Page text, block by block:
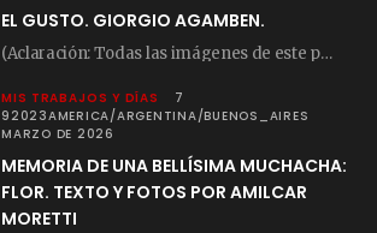
EL GUSTO. GIORGIO AGAMBEN.
(Aclaración: Todas las imágenes de este posteo fueron tomadas de Bloghemia.com, y todos los…
MIS TRABAJOS Y DÍAS
7
92023AMERICA/ARGENTINA/BUENOS_AIRES
MARZO DE 2026
MEMORIA DE UNA BELLÍSIMA MUCHACHA:
FLOR. TEXTO Y FOTOS POR AMILCAR
MORETTI